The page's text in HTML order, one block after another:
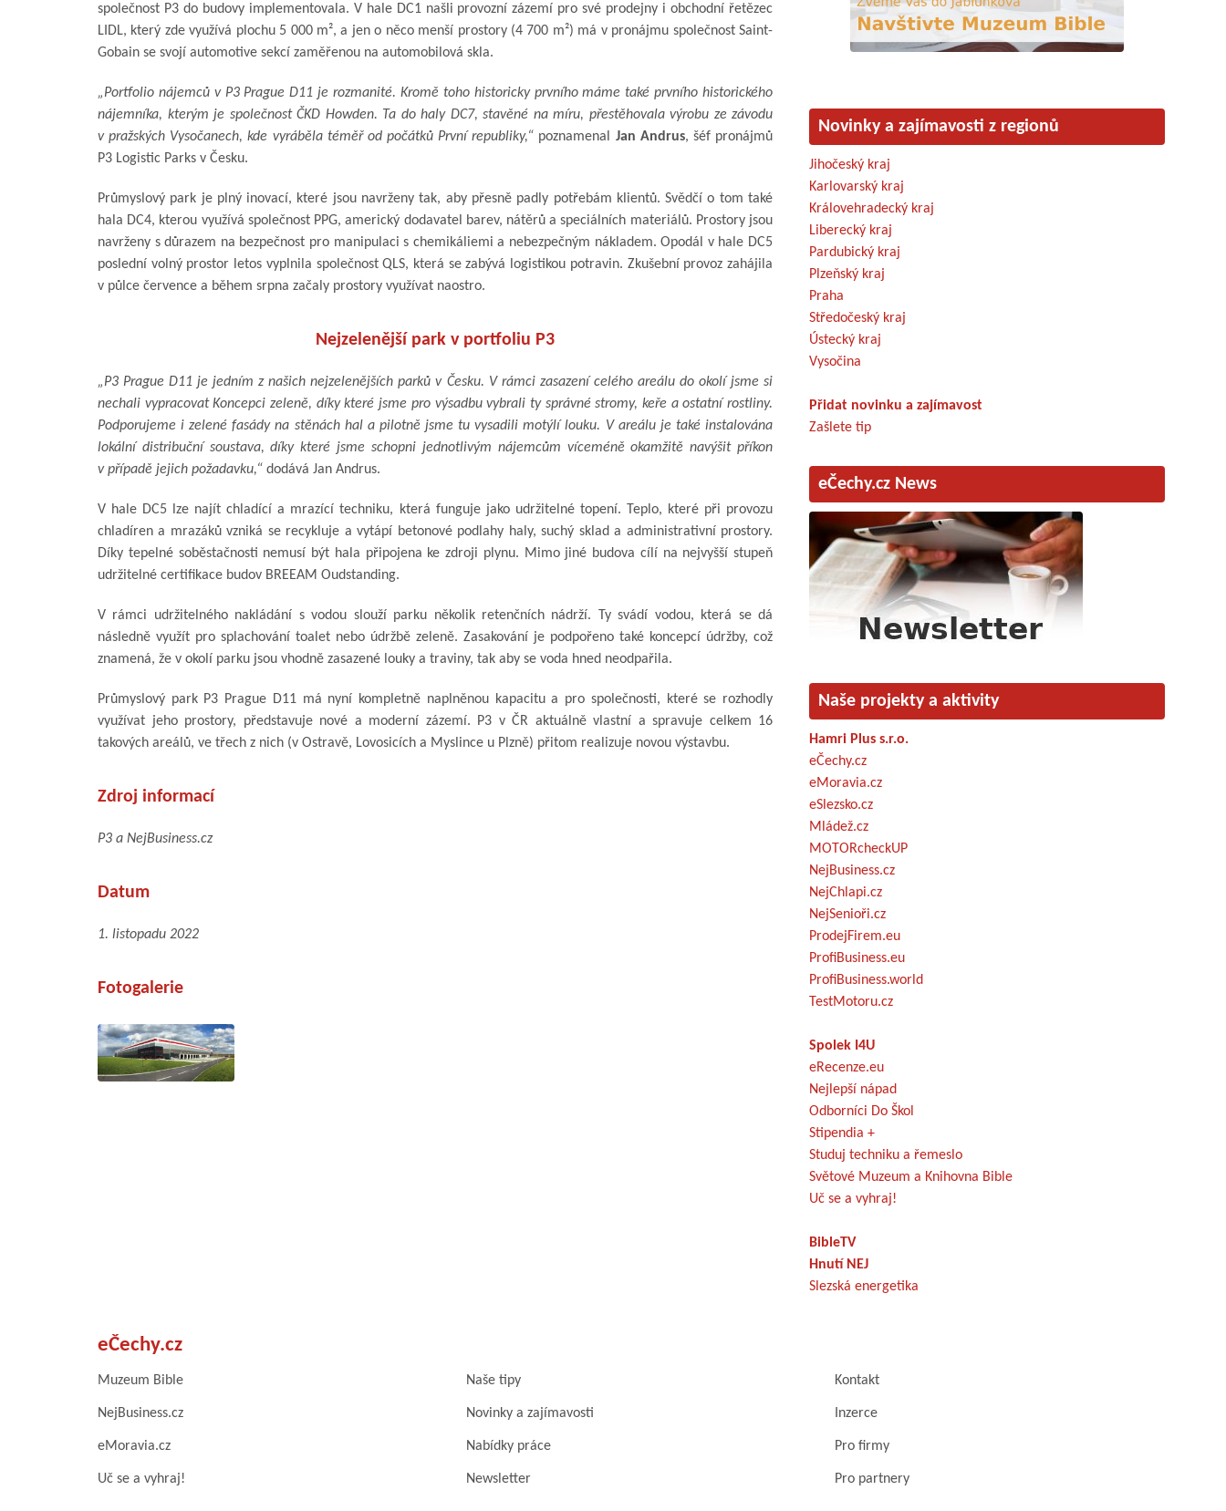
společnost P3 do budovy implementovala. V hale DC1 našli provozní zázemí pro své prodejny i obchodní řetězec
LIDL, který zde využívá plochu 5 000 m², a jen o něco menší prostory (4 700 m²) má v pronájmu společnost Saint-
Gobain se svojí automotive sekcí zaměřenou na automobilová skla.
„Portfolio nájemců v P3 Prague D11 je rozmanité. Kromě toho historicky prvního máme také prvního historického
nájemníka, kterým je společnost ČKD Howden. Ta do haly DC7, stavěné na míru, přestěhovala výrobu ze závodu
v pražských Vysočanech, kde vyráběla téměř od počátků První republiky,“ poznamenal Jan Andrus, šéf pronájmů
P3 Logistic Parks v Česku.
Průmyslový park je plný inovací, které jsou navrženy tak, aby přesně padly potřebám klientů. Svědčí o tom také
hala DC4, kterou využívá společnost PPG, americký dodavatel barev, nátěrů a speciálních materiálů. Prostory jsou
navrženy s důrazem na bezpečnost pro manipulaci s chemikáliemi a nebezpečným nákladem. Opodál v hale DC5
poslední volný prostor letos vyplnila společnost QLS, která se zabývá logistikou potravin. Zkušební provoz zahájila
v půlce července a během srpna začaly prostory využívat naostro.
Nejzelenější park v portfoliu P3
„P3 Prague D11 je jedním z našich nejzelenějších parků v Česku. V rámci zasazení celého areálu do okolí jsme si
nechali vypracovat Koncepci zeleně, díky které jsme pro výsadbu vybrali ty správné stromy, keře a ostatní rostliny.
Podporujeme i zelené fasády na stěnách hal a pilotně jsme tu vysadili motýlí louku. V areálu je také instalována
lokální distribuční soustava, díky které jsme schopni jednotlivým nájemcům víceméně okamžitě navýšit příkon
v případě jejich požadavku,“ dodává Jan Andrus.
V hale DC5 lze najít chladící a mrazící techniku, která funguje jako udržitelné topení. Teplo, které při provozu
chladíren a mrazáků vzniká se recykluje a vytápí betonové podlahy haly, suchý sklad a administrativní prostory.
Díky tepelné soběstačnosti nemusí být hala připojena ke zdroji plynu. Mimo jiné budova cílí na nejvyšší stupeň
udržitelné certifikace budov BREEAM Oudstanding.
V rámci udržitelného nakládání s vodou slouží parku několik retenčních nádrží. Ty svádí vodou, která se dá
následně využít pro splachování toalet nebo údržbě zeleně. Zasakování je podpořeno také koncepcí údržby, což
znamená, že v okolí parku jsou vhodně zasazené louky a traviny, tak aby se voda hned neodpařila.
Průmyslový park P3 Prague D11 má nyní kompletně naplněnou kapacitu a pro společnosti, které se rozhodly
využívat jeho prostory, představuje nové a moderní zázemí. P3 v ČR aktuálně vlastní a spravuje celkem 16
takových areálů, ve třech z nich (v Ostravě, Lovosicích a Myslince u Plzně) přitom realizuje novou výstavbu.
Zdroj informací
P3 a NejBusiness.cz
Datum
1. listopadu 2022
Fotogalerie
Novinky a zajímavosti z regionů
Jihočeský kraj
Karlovarský kraj
Královehradecký kraj
Liberecký kraj
Pardubický kraj
Plzeňský kraj
Praha
Středočeský kraj
Ústecký kraj
Vysočina
Přidat novinku a zajímavost
Zašlete tip
eČechy.cz News
Naše projekty a aktivity
Hamri Plus s.r.o.
eČechy.cz
eMoravia.cz
eSlezsko.cz
Mládež.cz
MOTORcheckUP
NejBusiness.cz
NejChlapi.cz
NejSenioři.cz
ProdejFirem.eu
ProfiBusiness.eu
ProfiBusiness.world
TestMotoru.cz
Spolek I4U
eRecenze.eu
Nejlepší nápad
Odborníci Do Škol
Stipendia +
Studuj techniku a řemeslo
Světové Muzeum a Knihovna Bible
Uč se a vyhraj!
BibleTV
Hnutí NEJ
Slezská energetika
eČechy.cz
Muzeum Bible Naše tipy Kontakt
NejBusiness.cz Novinky a zajímavosti Inzerce
eMoravia.cz Nabídky práce Pro firmy
Uč se a vyhraj! Newsletter Pro partnery